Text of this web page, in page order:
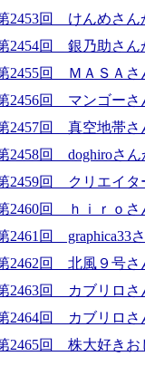
2453回 けんめさん
2454回 銀乃助さん
2455回 ＭＡＳＡさ
2456回 マンゴーさ
2457回 真空地帯さ
2458回 doghiroさん
2459回
クリエイ
2460回 ｈｉｒｏさ
回 graphica33
2462回 北風９号
2463回
カブリロ
2464回
カブリロ
2465回 株大好きお